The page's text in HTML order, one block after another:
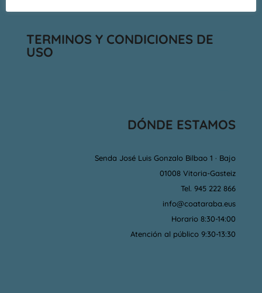
TERMINOS Y CONDICIONES DE
USO
DÓNDE ESTAMOS
Senda José Luis Gonzalo Bilbao 1 · Bajo
01008 Vitoria-Gasteiz
Tel. 945 222 866
info@coataraba.eus
Horario 8:30-14:00
Atención al público 9:30-13:30